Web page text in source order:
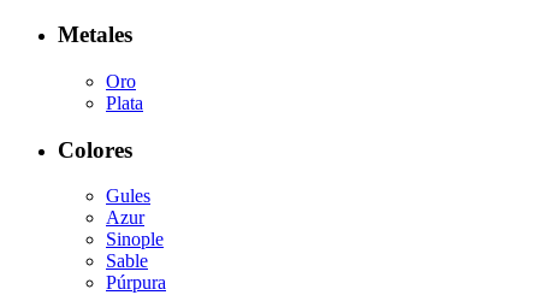
Metales
Oro
Plata
Colores
Gules
Azur
Sinople
Sable
Púrpura